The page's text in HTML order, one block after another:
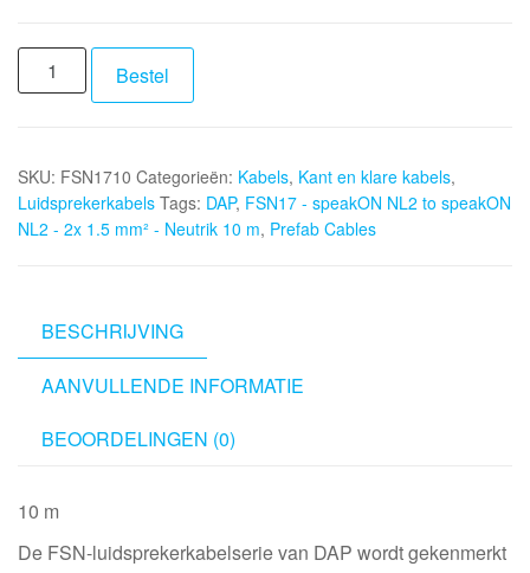
DAP
FSN17
NL2
to
speakON
1.5
mm²
Neutrik
m
Bestel
SKU: FSN1710 Categorieën: Kabels, Kant en klare kabels,
Luidsprekerkabels Tags: DAP, FSN17 - speakON NL2 to speakON
NL2 - 2x 1.5 mm² - Neutrik 10 m, Prefab Cables
BESCHRIJVING
AANVULLENDE INFORMATIE
BEOORDELINGEN (0)
10 m
De FSN-luidsprekerkabelserie van DAP wordt gekenmerkt